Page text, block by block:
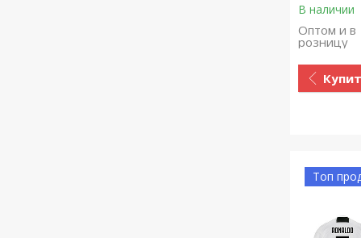
В наличии
Оптом и в
розницу
Топ